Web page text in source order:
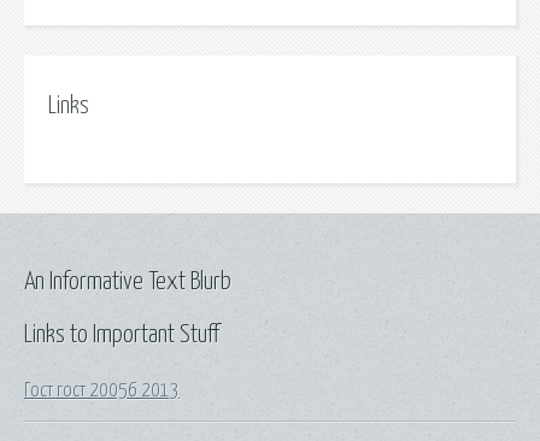
Links
Links to Important Stuff
Гост гост 20056 2013
An Informative Text Blurb